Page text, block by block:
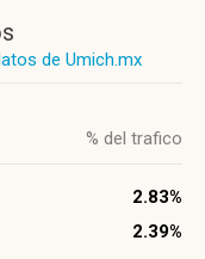
de Umich.mx
% del trafico
2.83%
2.39%